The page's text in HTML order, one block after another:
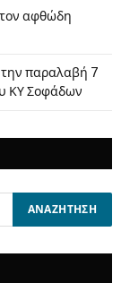
τον αφθώδη
την παραλαβή 7
ΚΥ Σοφάδων